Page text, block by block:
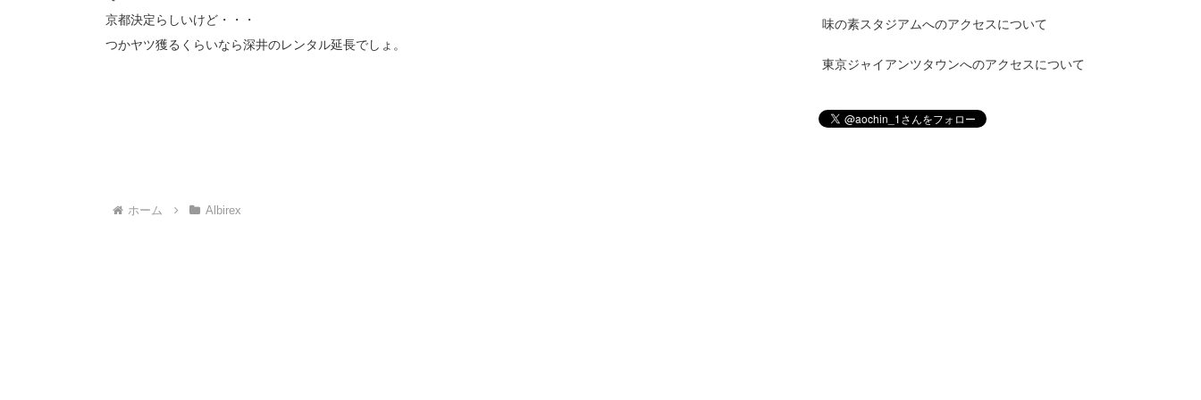
京都決定らしいけど・・・
つかヤツ獲るくらいなら深井のレンタル延長でしょ。
ホーム Albirex
味の素スタジアムへのアクセスについて
東京ジャイアンツタウンへのアクセスについて